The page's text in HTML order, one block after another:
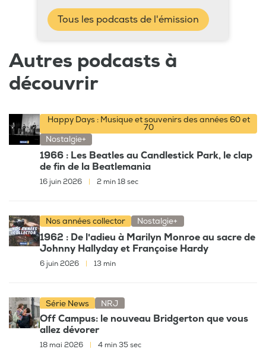
Tous les podcasts de l'émission
Autres podcasts à
découvrir
Happy Days : Musique et souvenirs des années 60 et
70
Nostalgie+
1966 : Les Beatles au Candlestick Park, le clap
de fin de la Beatlemania
16 juin 2026 2 min 18 sec
Nos années collector Nostalgie+
1962 : De l'adieu à Marilyn Monroe au sacre de
Johnny Hallyday et Françoise Hardy
6 juin 2026 | 13 min
Série News NRJ
Off Campus: le nouveau Bridgerton que vous
allez dévorer
18 mai 2026 4 min 35 sec